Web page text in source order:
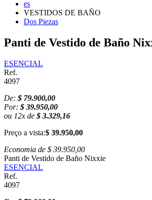
es
VESTIDOS DE BAÑO
Dos Piezas
Panti de Vestido de Baño
ESENCIAL
Ref.
4097
De: $ 79.900,00
Por: $ 39.950,00
ou 12x de $ 3.329,16
Preço a vista:$ 39.950,00
Economia de $ 39.950,00
Panti de Vestido de Baño Nixxie
ESENCIAL
Ref.
4097